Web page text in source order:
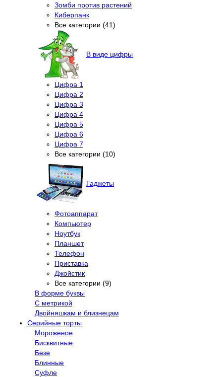
Зомби против растений
Киберпанк
Все категории (41)
В виде цифры
Цифра 1
Цифра 2
Цифра 3
Цифра 4
Цифра 5
Цифра 6
Цифра 7
Все категории (10)
Гаджеты
Фотоаппарат
Компьютер
Ноутбук
Планшет
Телефон
Приставка
Джойстик
Все категории (9)
В форме буквы
С метрикой
Двойняшкам и близнецам
Серийные торты
Мороженое
Бисквитные
Безе
Блинные
Суфле